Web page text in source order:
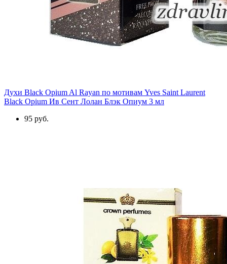
Духи Black Opium Al Rayan по мотивам Yves Saint Laurent
Black Opium Ив Сент Лолан Блэк Опиум 3 мл
95 руб.